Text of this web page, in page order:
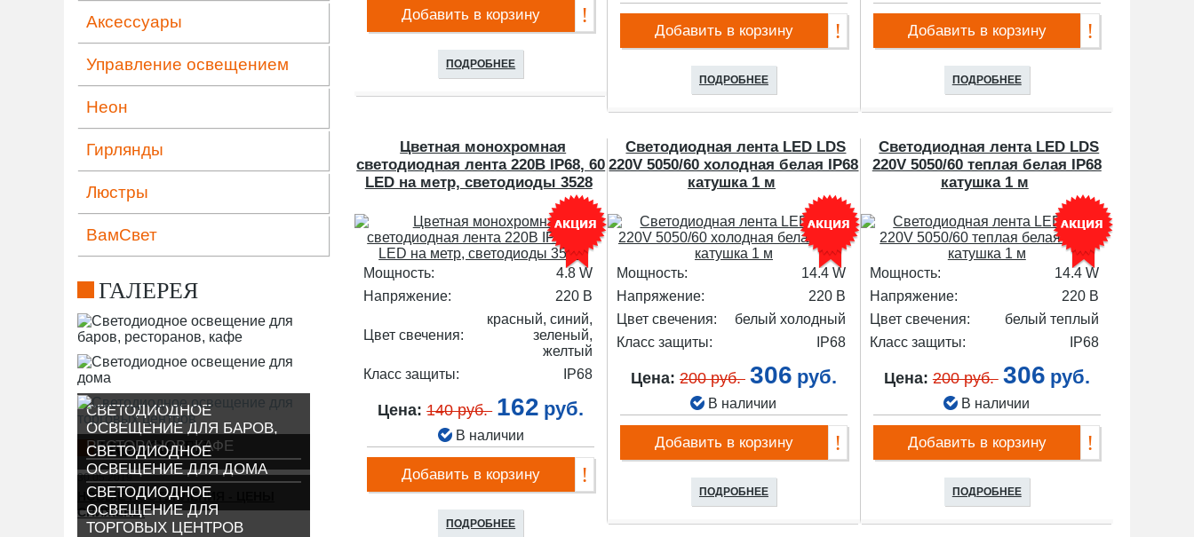
Аксессуары
Управление освещением
Неон
Гирлянды
Люстры
ВамСвет
ГАЛЕРЕЯ
СВЕТОДИОДНОЕ
ОСВЕЩЕНИЕ ДЛЯ БАРОВ,
РЕСТОРАНОВ, КАФЕ
СВЕТОДИОДНОЕ
ОСВЕЩЕНИЕ ДЛЯ ДОМА
СВЕТОДИОДНОЕ
ОСВЕЩЕНИЕ ДЛЯ
ТОРГОВЫХ ЦЕНТРОВ
НОВОСТИ
30.05.2019
НОВЫЕ ПОСТУПЛЕНИЯ - ЦЕНЫ
СНИЖЕНЫ
Добавить в корзину
ПОДРОБНЕЕ
Добавить в корзину
ПОДРОБНЕЕ
Добавить в корзину
ПОДРОБНЕЕ
Цветная монохромная
светодиодная лента 220В IP68, 60
LED на метр, светодиоды 3528
Мощность:
4.8 W
Напряжение:
220 В
Цвет свечения:
красный, синий,
зеленый,
желтый
Класс защиты:
IP68
Цена:140 руб. 162 руб.
В наличии
Добавить в корзину
ПОДРОБНЕЕ
Светодиодная лента LED LDS
220V 5050/60 холодная белая IP68
катушка 1 м
Мощность:
14.4 W
Напряжение:
220 В
Цвет свечения:
белый холодный
Класс защиты:
IP68
Цена: 200 руб. 306 руб.
В наличии
Добавить в корзину
ПОДРОБНЕЕ
Светодиодная лента LED LDS
220V 5050/60 теплая белая IP68
катушка 1 м
Мощность:
14.4 W
Напряжение:
220 В
Цвет свечения:
белый теплый
Класс защиты:
IP68
Цена:200 руб. 306 руб.
В наличии
Добавить в корзину
ПОДРОБНЕЕ